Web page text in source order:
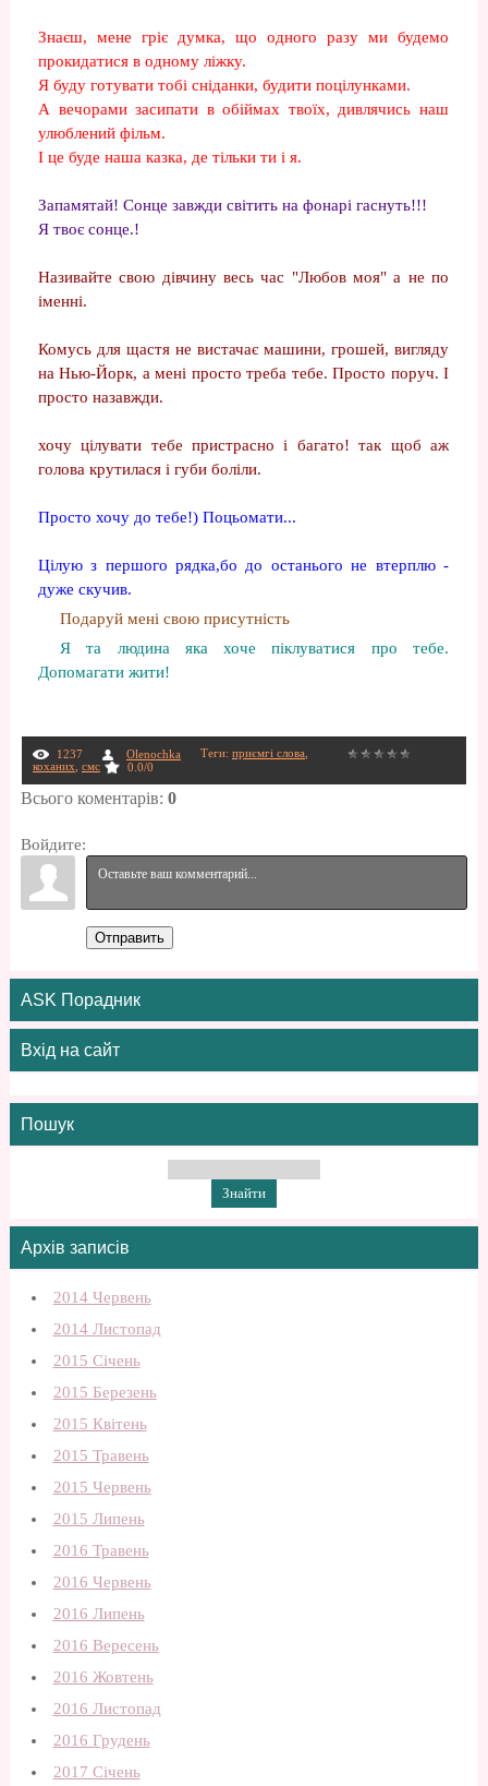
Знаєш, мене гріє думка, що одного разу ми будемо
прокидатися в одному ліжку.
Я буду готувати тобі сніданки, будити поцілунками.
А вечорами засипати в обіймах твоїх, дивлячись наш
улюблений фільм.
І це буде наша казка, де тільки ти і я.
Запамятай! Сонце завжди світить на фонарі гаснуть!!!
Я твоє сонце.!
Називайте свою дівчину весь час "Любов моя" а не по
іменні.
Комусь для щастя не вистачає машини, грошей, вигляду
на Нью-Йорк, а мені просто треба тебе. Просто поруч. І
просто назавжди.
хочу цілувати тебе пристрасно і багато! так щоб аж
голова крутилася і губи боліли.
Просто хочу до тебе!) Поцьомати...
Цілую з першого рядка,бо до останього не втерплю -
дуже скучив.
Подаруй мені свою присутність
Я та людина яка хоче піклуватися про тебе.
Допомагати жити!
1237 Olenochka Теги: приємгі слова
коханих
смс 0.0/0
Всього коментарів: 0
Войдите:
Отправить
ASK Порадник
Вхід на сайт
Пошук
Архів записів
2014 Червень
2014 Листопад
2015 Січень
2015 Березень
2015 Квітень
2015 Травень
2015 Червень
2015 Липень
2016 Травень
2016 Червень
2016 Липень
2016 Вересень
2016 Жовтень
2016 Листопад
2016 Грудень
2017 Січень